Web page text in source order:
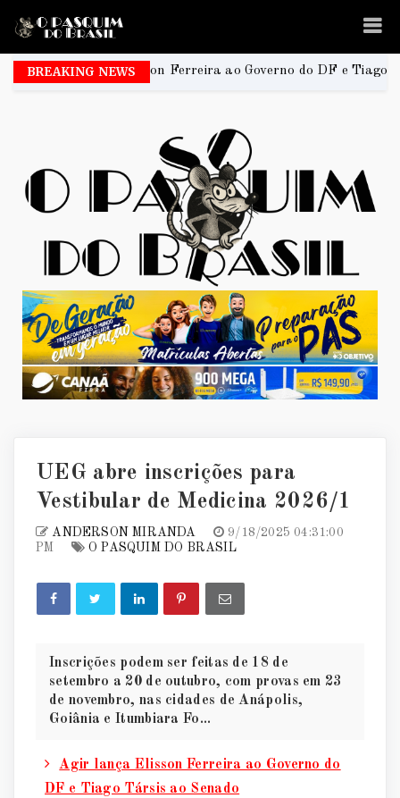
BREAKING NEWS
Ferreira ao Governo do DF e Tiago Társis ao Senado
UEG abre inscrições para
Vestibular de Medicina 2026/1
ANDERSON MIRANDA
9/18/2025 04:31:00
PM
O PASQUIM DO BRASIL
Inscrições podem ser feitas de 18 de
setembro a 20 de outubro, com provas em 23
de novembro, nas cidades de Anápolis,
Goiânia e Itumbiara Fo...
Agir lança Elisson Ferreira ao Governo do
DF e Tiago Társis ao Senado